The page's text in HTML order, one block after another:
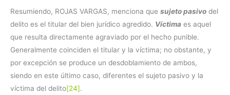
Resumiendo, ROJAS VARGAS, menciona que sujeto pasivo del
delito es el titular del bien jurídico agredido. Víctima es aquel
que resulta directamente agraviado por el hecho punible.
Generalmente coinciden el titular y la víctima; no obstante, y
por excepción se produce un desdoblamiento de ambos,
siendo en este último caso, diferentes el sujeto pasivo y la
víctima del delito[24].